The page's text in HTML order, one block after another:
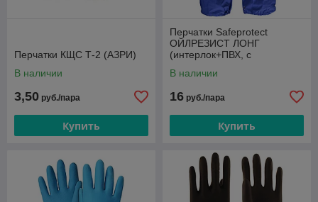
Перчатки КЩС Т-2 (АЗРИ)
В наличии
3,50 руб./пара
Купить
Перчатки Safeprotect
ОЙЛРЕЗИСТ ЛОНГ
(интерлок+ПВХ, с
В наличии
16 руб./пара
Купить